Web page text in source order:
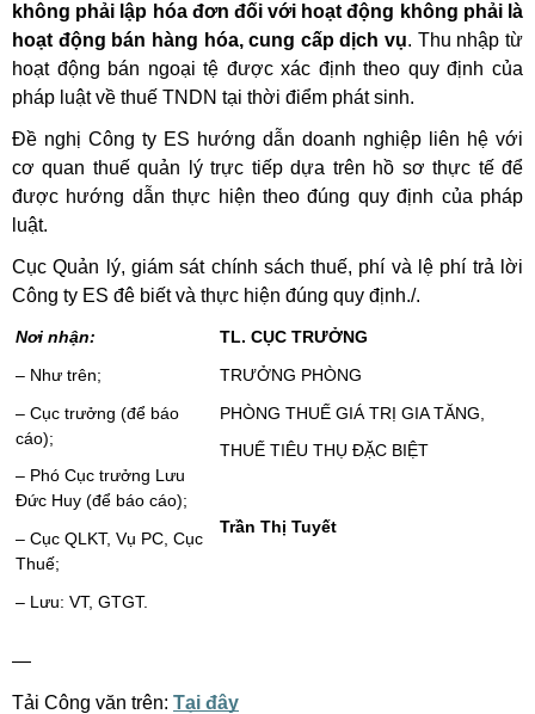
không phải lập hóa đơn đối với hoạt động không phải là
hoạt động bán hàng hóa, cung cấp dịch vụ. Thu nhập từ
hoạt động bán ngoại tệ được xác định theo quy định của
pháp luật về thuế TNDN tại thời điểm phát sinh.
Đề nghị Công ty ES hướng dẫn doanh nghiệp liên hệ với
cơ quan thuế quản lý trực tiếp dựa trên hồ sơ thực tế để
được hướng dẫn thực hiện theo đúng quy định của pháp
luật.
Cục Quản lý, giám sát chính sách thuế, phí và lệ phí trả lời
Công ty ES đê biết và thực hiện đúng quy định./.
Nơi nhận:
– Như trên;
– Cục trưởng (để báo
cáo);
– Phó Cục trưởng Lưu
Đức Huy (để báo cáo);
– Cục QLKT, Vụ PC, Cục
Thuế;
– Lưu: VT, GTGT.
TL. CỤC TRƯỞNG
TRƯỞNG PHÒNG
PHÒNG THUẾ GIÁ TRỊ GIA TĂNG,
THUẾ TIÊU THỤ ĐẶC BIỆT
Trần Thị Tuyết
—
Tải Công văn trên: Tại đây